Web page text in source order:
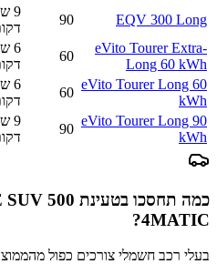
EQV 300 Long
90
eVito Tourer Extra-
Long 60 kWh
60
eVito Tourer Long 60
kWh
60
eVito Tourer Long 90
kWh
90
כמה תחסכו בטעינת SUV 500
4MATIC
?
בעלי רכב חשמלי צורכים כפול